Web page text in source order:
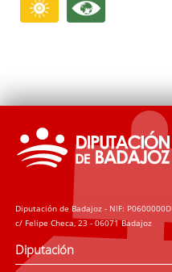
Diputación de Badajoz - NIF: P0600000D
c/ Felipe Checa, 23 - 06071 Badajoz
Diputación